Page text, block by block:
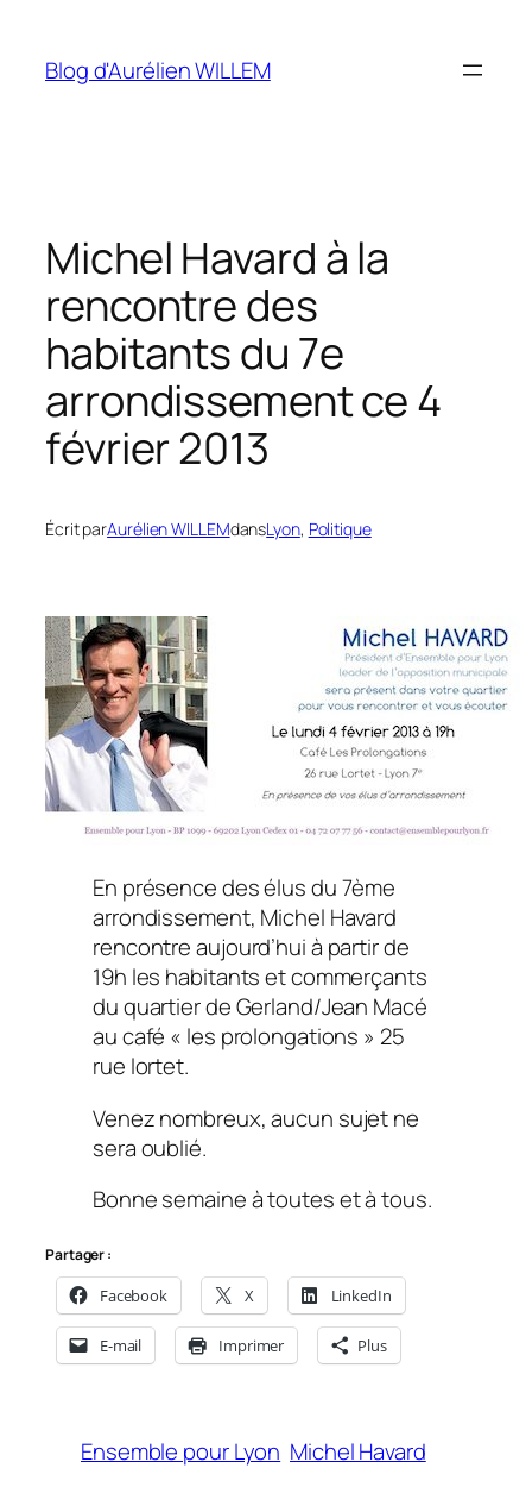
contenu
Blog d'Aurélien WILLEM
Michel Havard à la
rencontre des
habitants du 7e
arrondissement ce 4
février 2013
Écrit parAurélien WILLEMdansLyon, Politique
En présence des élus du 7ème
arrondissement, Michel Havard
rencontre aujourd’hui à partir de
19h les habitants et commerçants
du quartier de Gerland/Jean Macé
au café « les prolongations » 25
rue lortet.
Venez nombreux, aucun sujet ne
sera oublié.
Bonne semaine à toutes et à tous.
Partager :
Facebook X LinkedIn
E-mail Imprimer Plus
Ensemble pour Lyon Michel Havard